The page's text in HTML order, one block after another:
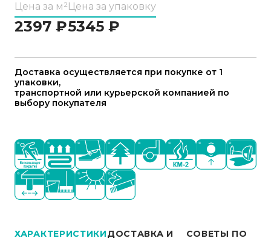
Цена за м²
2397 ₽
Цена за упаковку
5345 ₽
Доставка осуществляется при покупке от 1
упаковки,
транспортной или курьерской компанией по
выбору покупателя
ХАРАКТЕРИСТИКИДОСТАВКА И
СОВЕТЫ ПО